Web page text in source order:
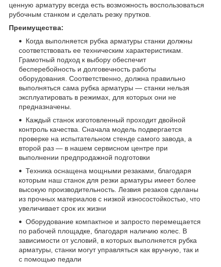
ценную арматуру всегда есть возможность воспользоваться
рубочным станком и сделать резку прутков.
Преимущества:
Когда выполняется рубка арматуры станки должны
соответствовать ее техническим характеристикам.
Грамотный подход к выбору обеспечит
бесперебойность и долговечность работы
оборудования. Соответственно, должна правильно
выполняться сама рубка арматуры ― станки нельзя
эксплуатировать в режимах, для которых они не
предназначены.
Каждый станок изготовленный проходит двойной
контроль качества. Сначала модель подвергается
проверке на испытательном стенде самого завода, а
второй раз ― в нашем сервисном центре при
выполнении предпродажной подготовки
Техника оснащена мощными резаками, благодаря
которым наш станок для резки арматуры имеет более
высокую производительность. Лезвия резаков сделаны
из прочных материалов с низкой износостойкостью, что
увеличивает срок их жизни
Оборудование компактное и запросто перемещается
по рабочей площадке, благодаря наличию колес. В
зависимости от условий, в которых выполняется рубка
арматуры, станки могут управляться как вручную, так и
с помощью педали